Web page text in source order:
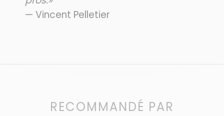
— Vincent Pelletier
RECOMMANDÉ PAR